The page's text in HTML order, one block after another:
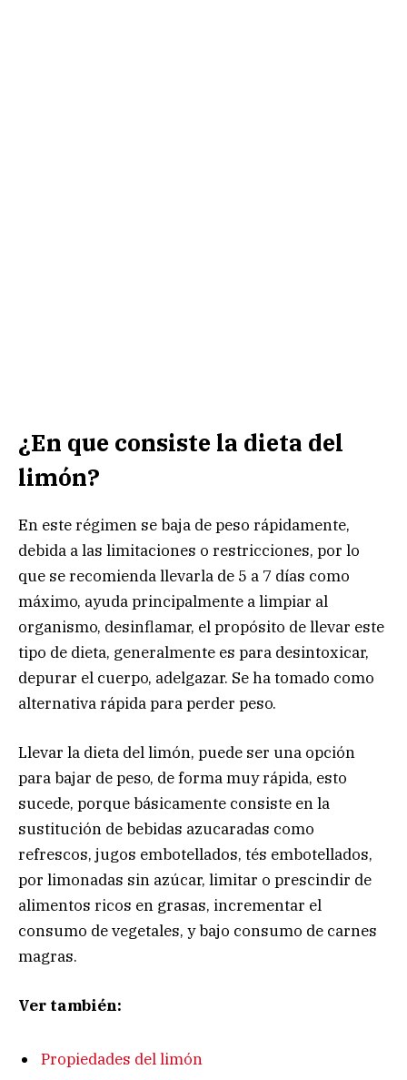
¿En que consiste la dieta del
limón?
En este régimen se baja de peso rápidamente,
debida a las limitaciones o restricciones, por lo
que se recomienda llevarla de 5 a 7 días como
máximo, ayuda principalmente a limpiar al
organismo, desinflamar, el propósito de llevar este
tipo de dieta, generalmente es para desintoxicar,
depurar el cuerpo, adelgazar. Se ha tomado como
alternativa rápida para perder peso.
Llevar la dieta del limón, puede ser una opción
para bajar de peso, de forma muy rápida, esto
sucede, porque básicamente consiste en la
sustitución de bebidas azucaradas como
refrescos, jugos embotellados, tés embotellados,
por limonadas sin azúcar, limitar o prescindir de
alimentos ricos en grasas, incrementar el
consumo de vegetales, y bajo consumo de carnes
magras.
Ver también:
Propiedades del limón